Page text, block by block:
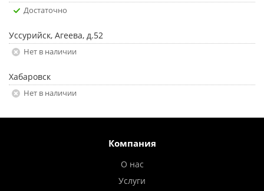
Достаточно
Уссурийск, Агеева, д.52
Нет в наличии
Хабаровск
Нет в наличии
Компания
О нас
Услуги